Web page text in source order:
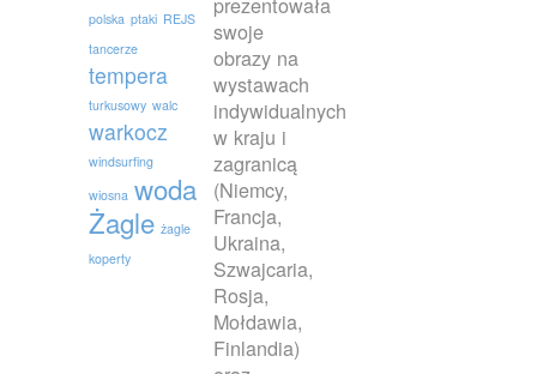
polska ptaki REJS
tancerze
tempera
turkusowy walc
warkocz
windsurfing
wiosna woda
Żagle żagle
koperty
swoje
obrazy na
wystawach
indywidualnych
w kraju i
zagranicą
(Niemcy,
Francja,
Ukraina,
Szwajcaria,
Rosja,
Mołdawia,
Finlandia)